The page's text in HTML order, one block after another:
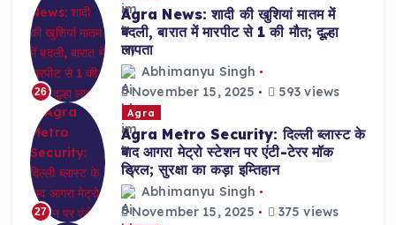
26
Agra News: शादी की खुशियां मातम में
बदली, बारात में मारपीट से 1 की मौत; दूल्हा
लापता
Abhimanyu Singh
November 15, 2025
593 views
27
Agra
Agra Metro Security: दिल्ली ब्लास्ट के
बाद आगरा मेट्रो स्टेशन पर एंटी-टेरर मॉक
ड्रिल; सुरक्षा का कड़ा इम्तिहान
Abhimanyu Singh
November 15, 2025
375 views